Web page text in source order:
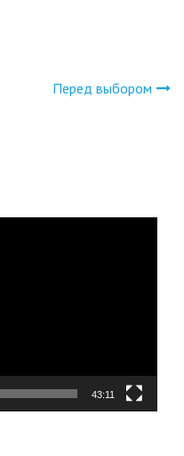
Перед выбором
43:11